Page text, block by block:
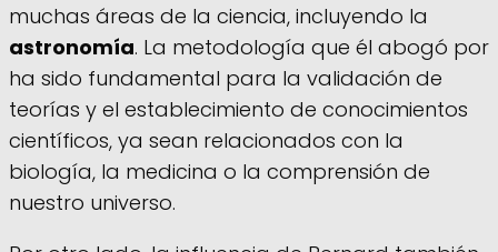
muchas áreas de la ciencia, incluyendo la
astronomía. La metodología que él abogó por
ha sido fundamental para la validación de
teorías y el establecimiento de conocimientos
científicos, ya sean relacionados con la
biología, la medicina o la comprensión de
nuestro universo.